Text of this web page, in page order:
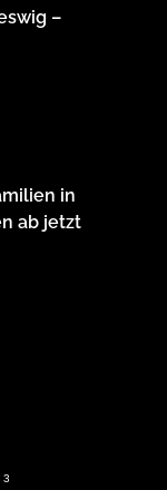
–
in
ab jetzt
3